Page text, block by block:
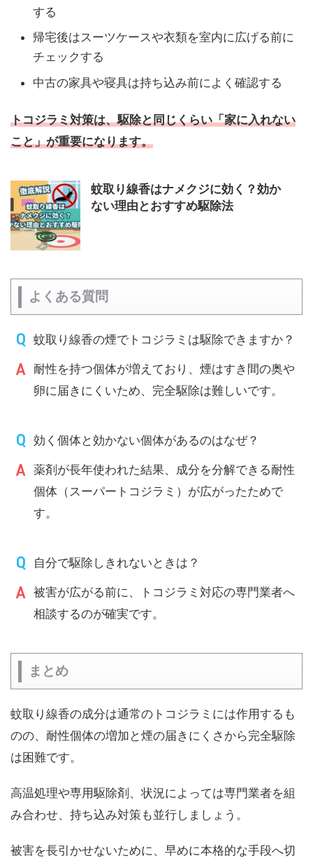
する
帰宅後はスーツケースや衣類を室内に広げる前に
チェックする
中古の家具や寝具は持ち込み前によく確認する
トコジラミ対策は、駆除と同じくらい「家に入れない
こと」が重要になります。
蚊取り線香はナメクジに効く？効か
ない理由とおすすめ駆除法
よくある質問
蚊取り線香の煙でトコジラミは駆除できますか？
耐性を持つ個体が増えており、煙はすき間の奥や
卵に届きにくいため、完全駆除は難しいです。
効く個体と効かない個体があるのはなぜ？
薬剤が長年使われた結果、成分を分解できる耐性
個体（スーパートコジラミ）が広がったためで
す。
自分で駆除しきれないときは？
被害が広がる前に、トコジラミ対応の専門業者へ
相談するのが確実です。
まとめ
蚊取り線香の成分は通常のトコジラミには作用するも
のの、耐性個体の増加と煙の届きにくさから完全駆除
は困難です。
高温処理や専用駆除剤、状況によっては専門業者を組
み合わせ、持ち込み対策も並行しましょう。
被害を長引かせないために、早めに本格的な手段へ切